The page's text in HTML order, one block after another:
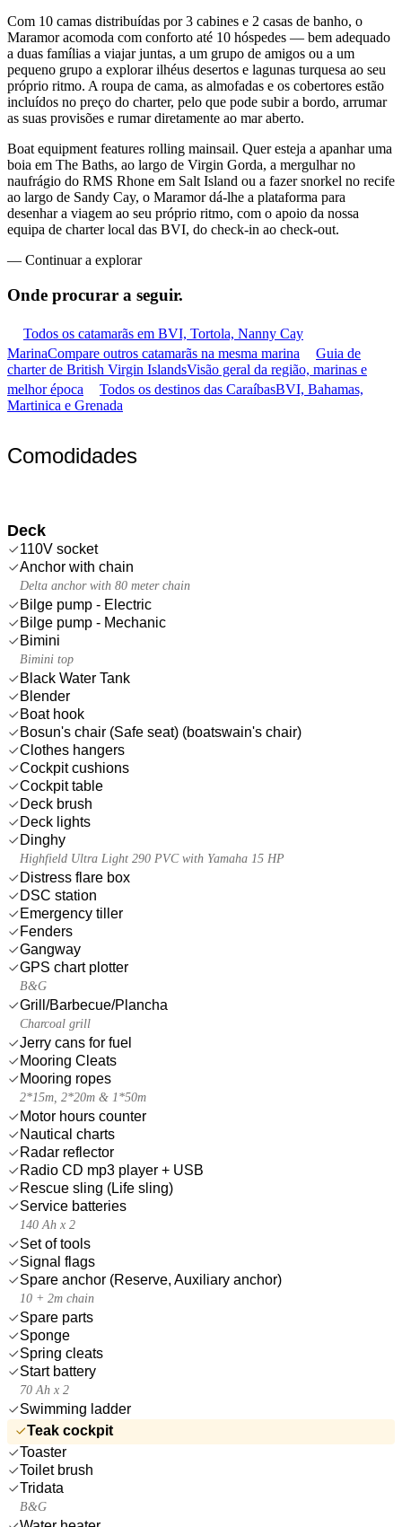
Com 10 camas distribuídas por 3 cabines e 2 casas de banho, o
Maramor acomoda com conforto até 10 hóspedes — bem adequado
a duas famílias a viajar juntas, a um grupo de amigos ou a um
pequeno grupo a explorar ilhéus desertos e lagunas turquesa ao seu
próprio ritmo. A roupa de cama, as almofadas e os cobertores estão
incluídos no preço do charter, pelo que pode subir a bordo, arrumar
as suas provisões e rumar diretamente ao mar aberto.
Boat equipment features rolling mainsail. Quer esteja a apanhar uma
boia em The Baths, ao largo de Virgin Gorda, a mergulhar no
naufrágio do RMS Rhone em Salt Island ou a fazer snorkel no recife
ao largo de Sandy Cay, o Maramor dá-lhe a plataforma para
desenhar a viagem ao seu próprio ritmo, com o apoio da nossa
equipa de charter local das BVI, do check-in ao check-out.
— Continuar a explorar
Onde procurar a seguir.
Todos os catamarãs em BVI, Tortola, Nanny Cay
MarinaCompare outros catamarãs na mesma marina
Guia de
charter de British Virgin IslandsVisão geral da região, marinas e
melhor época
Todos os destinos das CaraíbasBVI, Bahamas,
Martinica e Grenada
Comodidades
Deck
110V socket
Anchor with chain
Delta anchor with 80 meter chain
Bilge pump - Electric
Bilge pump - Mechanic
Bimini
Bimini top
Black Water Tank
Blender
Boat hook
Bosun's chair (Safe seat) (boatswain's chair)
Clothes hangers
Cockpit cushions
Cockpit table
Deck brush
Deck lights
Dinghy
Highfield Ultra Light 290 PVC with Yamaha 15 HP
Distress flare box
DSC station
Emergency tiller
Fenders
Gangway
GPS chart plotter
B&G
Grill/Barbecue/Plancha
Charcoal grill
Jerry cans for fuel
Mooring Cleats
Mooring ropes
2*15m, 2*20m & 1*50m
Motor hours counter
Nautical charts
Radar reflector
Radio CD mp3 player + USB
Rescue sling (Life sling)
Service batteries
140 Ah x 2
Set of tools
Signal flags
Spare anchor (Reserve, Auxiliary anchor)
10 + 2m chain
Spare parts
Sponge
Spring cleats
Start battery
70 Ah x 2
Swimming ladder
Teak cockpit
Toaster
Toilet brush
Tridata
B&G